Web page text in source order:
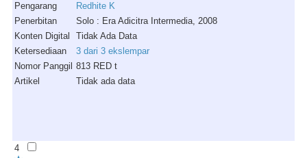
Pengarang
Redhite K
Penerbitan
Solo : Era Adicitra Intermedia, 2008
Konten Digital
Tidak Ada Data
Ketersediaan
3 dari 3 ekslempar
Nomor Panggil 813 RED t
Artikel
Tidak ada data
4